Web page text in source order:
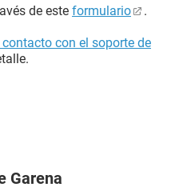
de este formulario .
con el soporte de
Garena